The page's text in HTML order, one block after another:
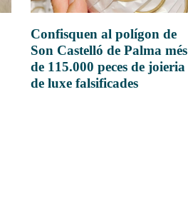
Confisquen al polígon de
Son Castelló de Palma més
de 115.000 peces de joieria
de luxe falsificades